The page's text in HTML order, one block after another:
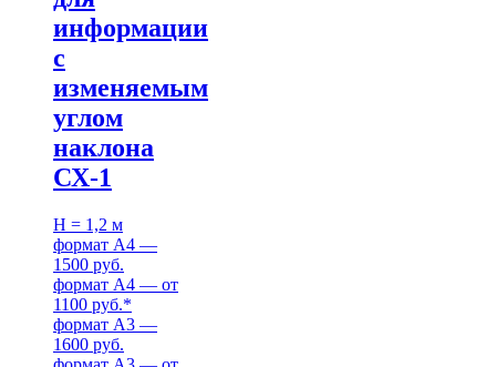
информации
с
изменяемым
углом
наклона
СХ-1
H = 1,2 м
формат А4 —
1500 руб.
формат А4 — от
1100 руб.*
формат А3 —
1600 руб.